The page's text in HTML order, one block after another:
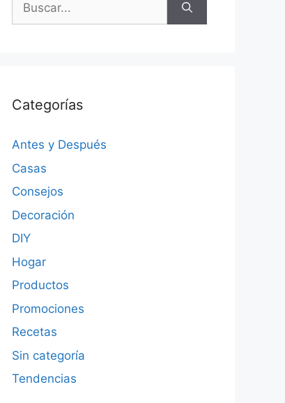
Categorías
Antes y Después
Casas
Consejos
Decoración
DIY
Hogar
Productos
Promociones
Recetas
Sin categoría
Tendencias